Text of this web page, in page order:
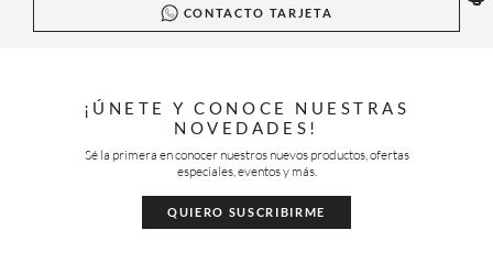
CONTACTO TARJETA
¡ÚNETE Y CONOCE NUESTRAS
NOVEDADES!
Sé la primera en conocer nuestros nuevos productos, ofertas
especiales, eventos y más.
QUIERO SUSCRIBIRME